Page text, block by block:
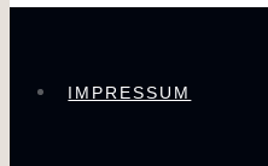
IMPRESSUM